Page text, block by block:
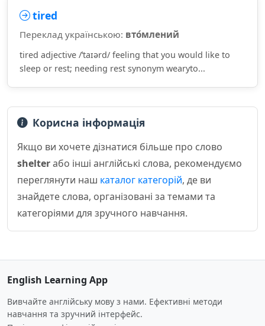
tired
Переклад українською: вто́млений
tired adjective /ˈtaɪərd/ feeling that you would like to
sleep or rest; needing rest synonym wearyto...
Корисна інформація
Якщо ви хочете дізнатися більше про слово
shelterабо інші англійські слова, рекомендуємо
переглянути наш каталог категорій, де ви
знайдете слова, організовані за темами та
категоріями для зручного навчання.
English Learning App
Вивчайте англійську мову з нами. Ефективні методи
навчання та зручний інтерфейс.